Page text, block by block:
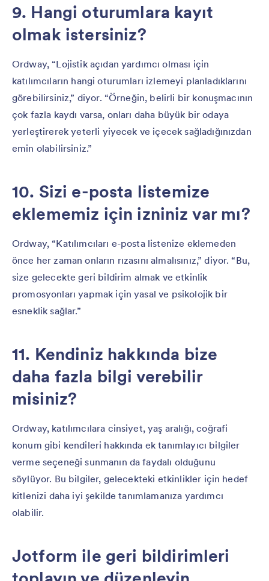
9. Hangi oturumlara kayıt
olmak istersiniz?
Ordway, “Lojistik açıdan yardımcı olması için
katılımcıların hangi oturumları izlemeyi planladıklarını
görebilirsiniz,” diyor. “Örneğin, belirli bir konuşmacının
çok fazla kaydı varsa, onları daha büyük bir odaya
yerleştirerek yeterli yiyecek ve içecek sağladığınızdan
emin olabilirsiniz.”
10. Sizi e-posta listemize
eklememiz için izniniz var mı?
Ordway, “Katılımcıları e-posta listenize eklemeden
önce her zaman onların rızasını almalısınız,” diyor. “Bu,
size gelecekte geri bildirim almak ve etkinlik
promosyonları yapmak için yasal ve psikolojik bir
esneklik sağlar.”
11. Kendiniz hakkında bize
daha fazla bilgi verebilir
misiniz?
Ordway, katılımcılara cinsiyet, yaş aralığı, coğrafi
konum gibi kendileri hakkında ek tanımlayıcı bilgiler
verme seçeneği sunmanın da faydalı olduğunu
söylüyor. Bu bilgiler, gelecekteki etkinlikler için hedef
kitlenizi daha iyi şekilde tanımlamanıza yardımcı
olabilir.
Jotform ile geri bildirimleri